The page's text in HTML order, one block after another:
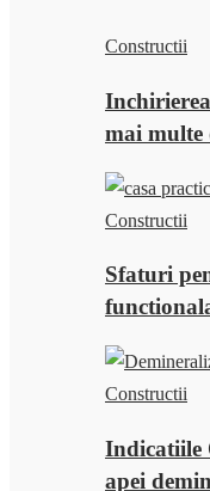
Constructii
mai multe
Constructii
Sfaturi
Constructii
Indicatiile
apei